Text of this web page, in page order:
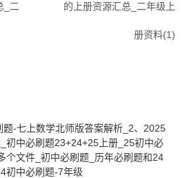
_二 的上册资源汇总_二年级上
册资料(1)
题-七上数学北师版答案解析_2、2025
初中必刷题23+24+25上册_25初中必
个文件_初中必刷题_历年必刷题和24
初中必刷题-7年级